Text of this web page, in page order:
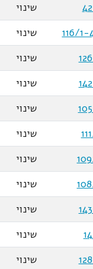
שינוי
שינוי
שינוי
שינוי
שינוי
שינוי
שינוי
שינוי
שינוי
שינוי
שינוי